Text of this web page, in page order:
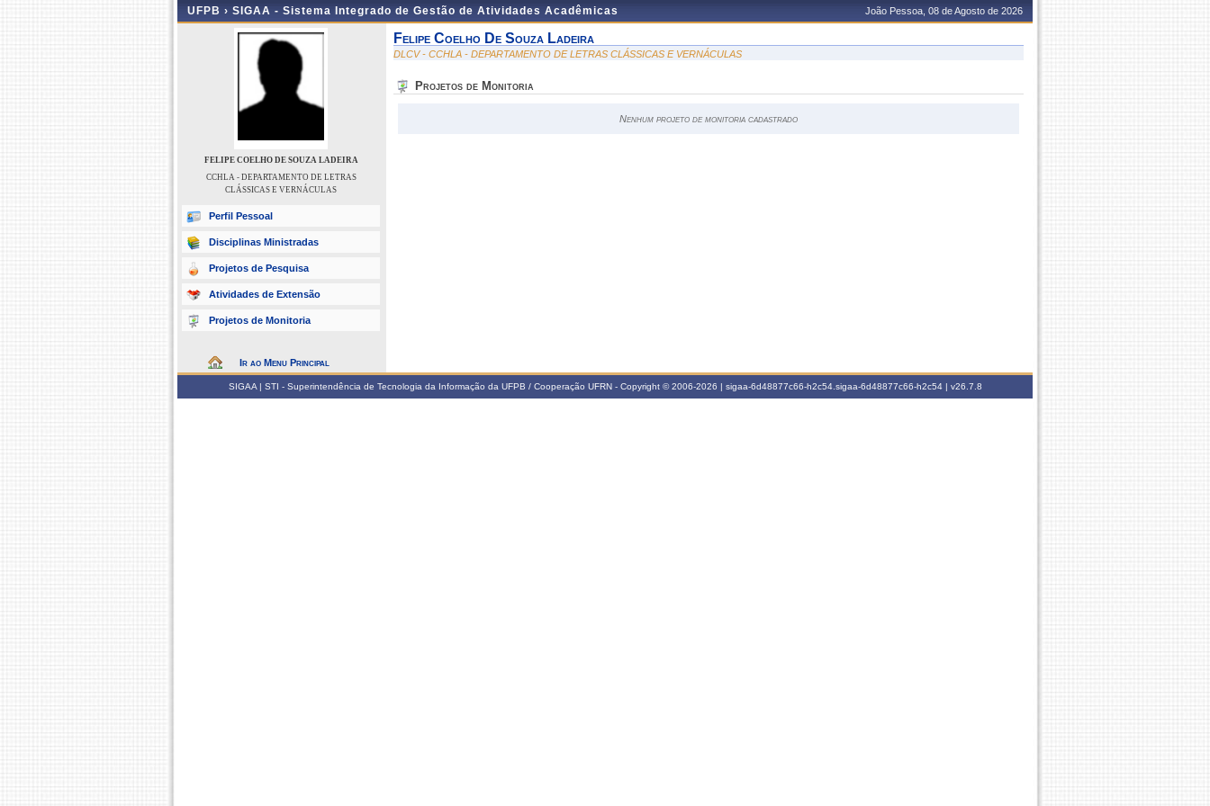
UFPB › SIGAA - Sistema Integrado de Gestão de Atividades Acadêmicas João Pessoa, 08 de Agosto de 2026
FELIPE COELHO DE SOUZA LADEIRA
CCHLA - DEPARTAMENTO DE LETRAS
CLÁSSICAS E VERNÁCULAS
Perfil Pessoal
Disciplinas Ministradas
Projetos de Pesquisa
Atividades de Extensão
Projetos de Monitoria
Ir ao Menu Principal
Felipe Coelho De Souza Ladeira
DLCV - CCHLA - DEPARTAMENTO DE LETRAS CLÁSSICAS E VERNÁCULAS
Projetos de Monitoria
Nenhum projeto de monitoria cadastrado
SIGAA | STI - Superintendência de Tecnologia da Informação da UFPB / Cooperação UFRN - Copyright © 2006-2026 | sigaa-6d48877c66-h2c54.sigaa-6d48877c66-h2c54 | v26.7.8